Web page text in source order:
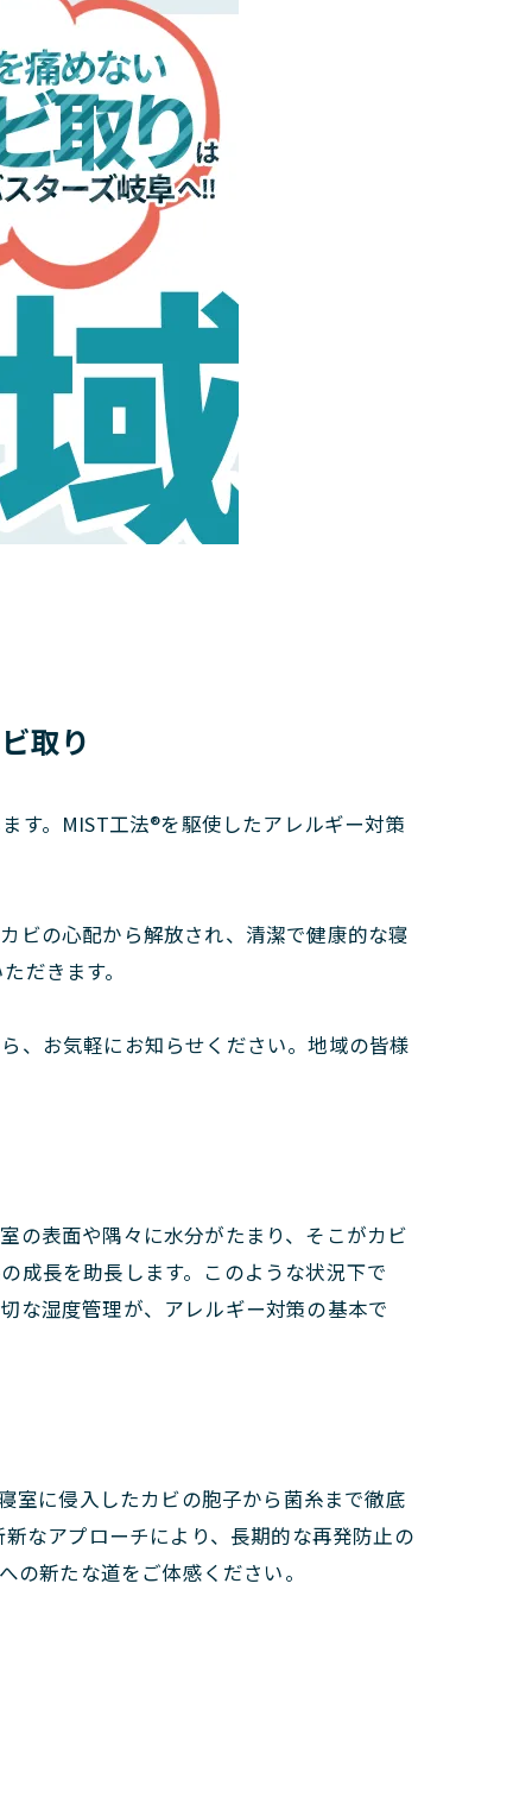
取り
す。MIST工法®を駆使したアレルギー対策
ビの心配から解放され、清潔で健康的な寝
だきます。
、お気軽にお知らせください。地域の皆様
の表面や隅々に水分がたまり、そこがカビ
成長を助長します。このような状況下で
な湿度管理が、アレルギー対策の基本で
室に侵入したカビの胞子から菌糸まで徹底
なアプローチにより、長期的な再発防止の
新たな道をご体感ください。